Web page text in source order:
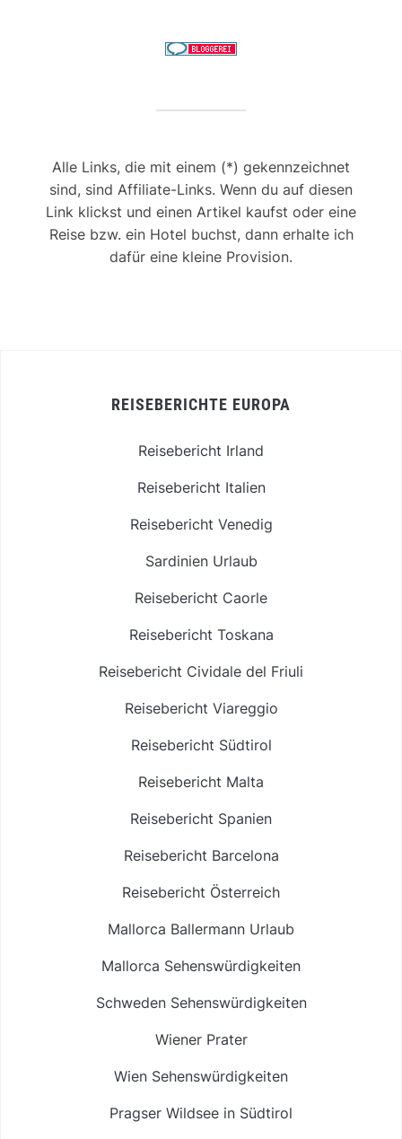
Alle Links, die mit einem (*) gekennzeichnet
sind, sind Affiliate-Links. Wenn du auf diesen
Link klickst und einen Artikel kaufst oder eine
Reise bzw. ein Hotel buchst, dann erhalte ich
dafür eine kleine Provision.
REISEBERICHTE EUROPA
Reisebericht Irland
Reisebericht Italien
Reisebericht Venedig
Sardinien Urlaub
Reisebericht Caorle
Reisebericht Toskana
Reisebericht Cividale del Friuli
Reisebericht Viareggio
Reisebericht Südtirol
Reisebericht Malta
Reisebericht Spanien
Reisebericht Barcelona
Reisebericht Österreich
Mallorca Ballermann Urlaub
Mallorca Sehenswürdigkeiten
Schweden Sehenswürdigkeiten
Wiener Prater
Wien Sehenswürdigkeiten
Pragser Wildsee in Südtirol